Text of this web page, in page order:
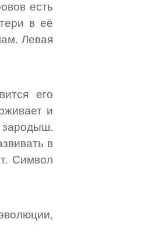
есть
в её
Левая
его
и
в
Символ